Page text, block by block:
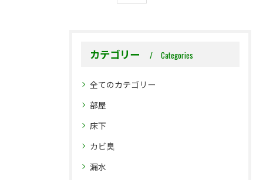
カテゴリー Categories
全てのカテゴリー
部屋
床下
カビ臭
漏水